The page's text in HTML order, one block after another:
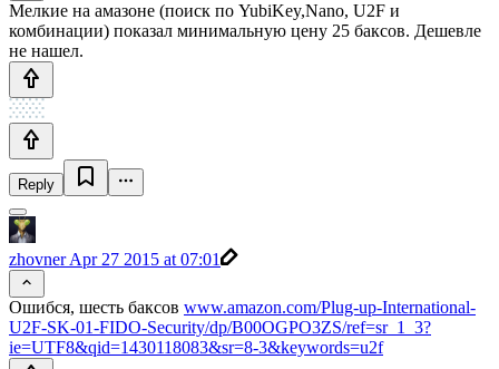
Мелкие на амазоне (поиск по YubiKey,Nano, U2F и
комбинации) показал минимальную цену 25 баксов. Дешевле
не нашел.
Reply
zhovnerApr 27 2015 at 07:01
Ошибся, шесть баксов www.amazon.com/Plug-up-International-
U2F-SK-01-FIDO-Security/dp/B00OGPO3ZS/ref=sr_1_3?
ie=UTF8&qid=1430118083&sr=8-3&keywords=u2f